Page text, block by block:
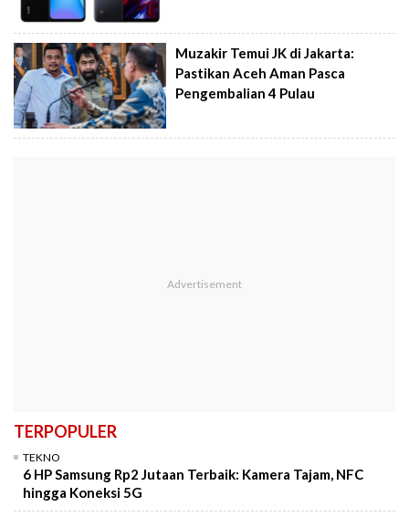
Muzakir Temui JK di Jakarta:
Pastikan Aceh Aman Pasca
Pengembalian 4 Pulau
TERPOPULER
TEKNO
6 HP Samsung Rp2 Jutaan Terbaik: Kamera Tajam, NFC
hingga Koneksi 5G